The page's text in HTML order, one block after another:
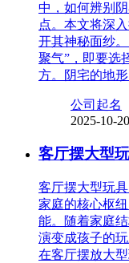
中，如何辨别
点。本文将深
开其神秘面纱
聚气”，即要选
方。阴宅的地
公司起名
2025-10-20
客厅摆大型
客厅摆大型玩
家庭的核心枢
能。随着家庭
演变成孩子的
在客厅摆放大